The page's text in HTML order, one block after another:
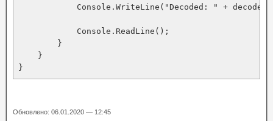
Console.WriteLine("Decoded: " +
            Console.ReadLine();
        }
    }
}
Обновлено: 06.01.2020 — 12:45